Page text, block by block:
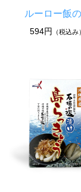
ルーロー飯
594円 （税込み